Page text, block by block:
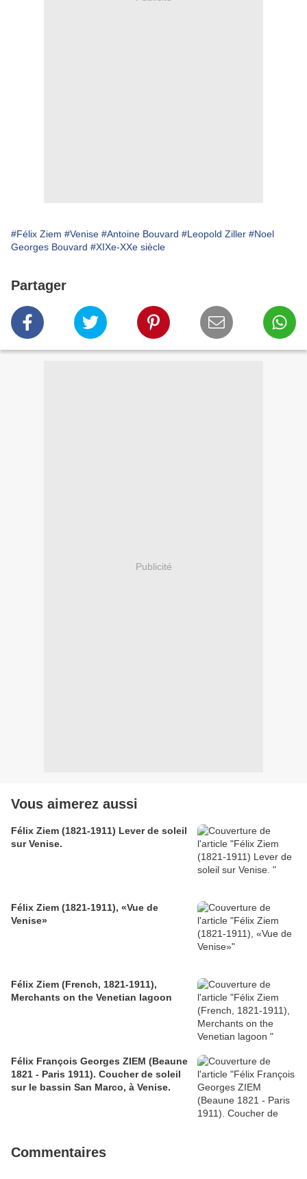
#Félix Ziem #Venise #Antoine Bouvard #Leopold Ziller #Noel
Georges Bouvard #XIXe-XXe siècle
Partager
Publicité
Vous aimerez aussi
Félix Ziem (1821-1911) Lever de soleil
sur Venise.
Félix Ziem (1821-1911), «Vue de
Venise»
Félix Ziem (French, 1821-1911),
Merchants on the Venetian lagoon
Félix François Georges ZIEM (Beaune
1821 - Paris 1911). Coucher de soleil
sur le bassin San Marco, à Venise.
Commentaires